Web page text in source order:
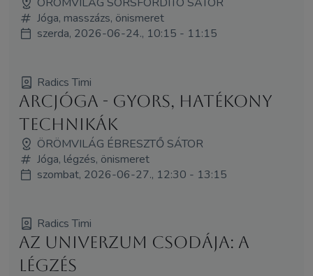
Jóga, masszázs, önismeret
szerda, 2026-06-24., 10:15 - 11:15
Radics Timi
Arcjóga - gyors, hatékony
technikák
ÖRÖMVILÁG ÉBRESZTŐ SÁTOR
Jóga, légzés, önismeret
szombat, 2026-06-27., 12:30 - 13:15
Radics Timi
Az univerzum csodája: a
légzés